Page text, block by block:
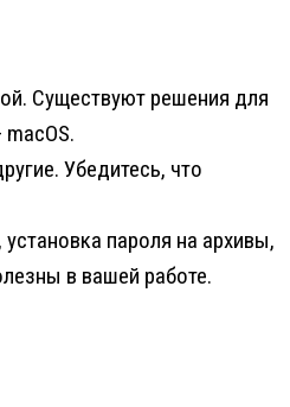
Существуют решения для
Убедитесь, что
пароля на архивы,
в вашей работе.